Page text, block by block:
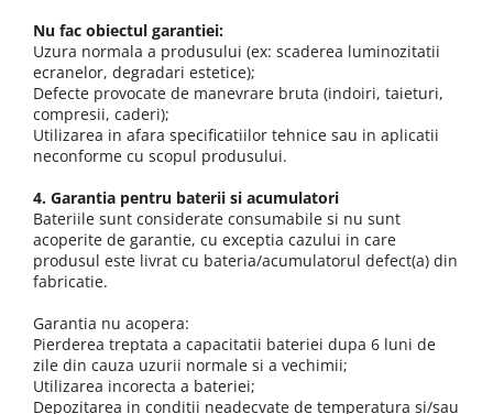
Nu fac obiectul garantiei:
Uzura normala a produsului (ex: scaderea luminozitatii
ecranelor, degradari estetice);
Defecte provocate de manevrare bruta (indoiri, taieturi,
compresii, caderi);
Utilizarea in afara specificatiilor tehnice sau in aplicatii
neconforme cu scopul produsului.
4. Garantia pentru baterii si acumulatori
Bateriile sunt considerate consumabile si nu sunt
acoperite de garantie, cu exceptia cazului in care
produsul este livrat cu bateria/acumulatorul defect(a) din
fabricatie.
Garantia nu acopera:
Pierderea treptata a capacitatii bateriei dupa 6 luni de
zile din cauza uzurii normale si a vechimii;
Utilizarea incorecta a bateriei;
Depozitarea in conditii neadecvate de temperatura si/sau